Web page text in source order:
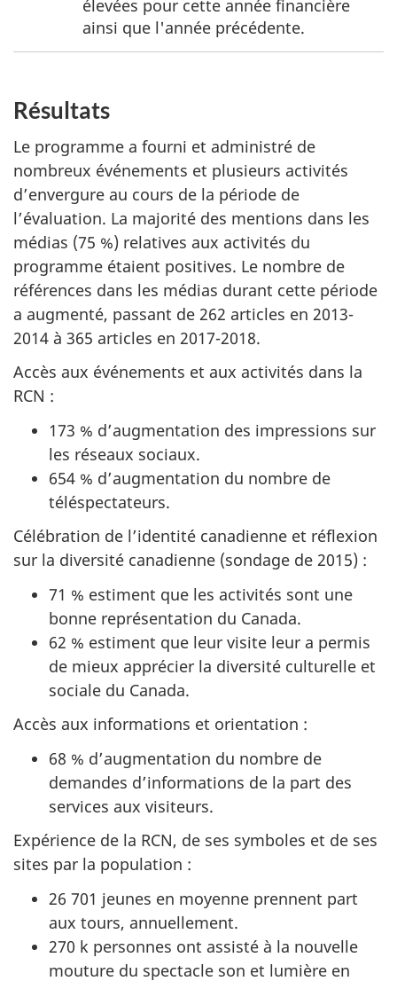
a
l
e
a
u
2
élevées pour cette année financière
ainsi que l'année précédente.
Résultats
Le programme a fourni et administré de
nombreux événements et plusieurs activités
d’envergure au cours de la période de
l’évaluation. La majorité des mentions dans les
médias (75 %) relatives aux activités du
programme étaient positives. Le nombre de
références dans les médias durant cette période
a augmenté, passant de 262 articles en 2013-
2014 à 365 articles en 2017-2018.
Accès aux événements et aux activités dans la
RCN :
173 % d’augmentation des impressions sur
les réseaux sociaux.
654 % d’augmentation du nombre de
téléspectateurs.
Célébration de l’identité canadienne et réflexion
sur la diversité canadienne (sondage de 2015) :
71 % estiment que les activités sont une
bonne représentation du Canada.
62 % estiment que leur visite leur a permis
de mieux apprécier la diversité culturelle et
sociale du Canada.
Accès aux informations et orientation :
68 % d’augmentation du nombre de
demandes d’informations de la part des
services aux visiteurs.
Expérience de la RCN, de ses symboles et de ses
sites par la population :
26 701 jeunes en moyenne prennent part
aux tours, annuellement.
270 k personnes ont assisté à la nouvelle
mouture du spectacle son et lumière en